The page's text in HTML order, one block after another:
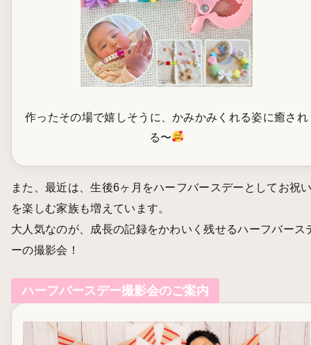
作ったその場で嬉しそうに、かみかみくれる姿に癒され
る〜
また、最近は、生後6ヶ月をハーフバースデーとしてお祝
を楽しむ家族も増えています。
大人気なのが、成長の記録をかわいく残せるハーフバース
ーの撮影会！
ハーフバースデー撮影会のご案内